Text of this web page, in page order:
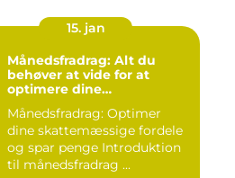
15. jan
Månedsfradrag: Alt du
behøver at vide for at
optimere dine
Månedsfradrag: Optimer
dine skattemæssige fordele
og spar penge Introduktion
til månedsfradrag ...